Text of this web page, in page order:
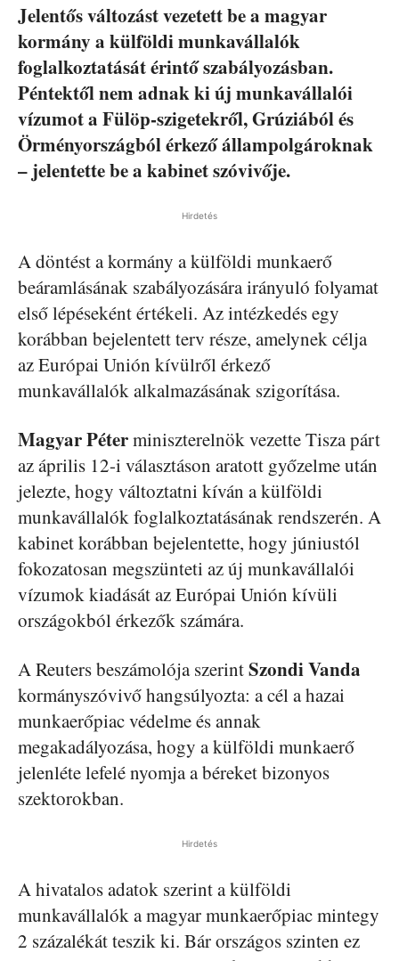
Jelentős változást vezetett be a magyar
kormány a külföldi munkavállalók
foglalkoztatását érintő szabályozásban.
Péntektől nem adnak ki új munkavállalói
vízumot a Fülöp-szigetekről, Grúziából és
Örményországból érkező állampolgároknak
– jelentette be a kabinet szóvivője.
Hirdetés
A döntést a kormány a külföldi munkaerő
beáramlásának szabályozására irányuló folyamat
első lépéseként értékeli. Az intézkedés egy
korábban bejelentett terv része, amelynek célja
az Európai Unión kívülről érkező
munkavállalók alkalmazásának szigorítása.
Magyar Péterminiszterelnök vezette Tisza párt
az április 12-i választáson aratott győzelme után
jelezte, hogy változtatni kíván a külföldi
munkavállalók foglalkoztatásának rendszerén. A
kabinet korábban bejelentette, hogy júniustól
fokozatosan megszünteti az új munkavállalói
vízumok kiadását az Európai Unión kívüli
országokból érkezők számára.
A Reuters beszámolója szerintSzondiVanda
kormányszóvivő hangsúlyozta: a cél a hazai
munkaerőpiac védelme és annak
megakadályozása, hogy a külföldi munkaerő
jelenléte lefelé nyomja a béreket bizonyos
szektorokban.
Hirdetés
A hivatalos adatok szerint a külföldi
munkavállalók a magyar munkaerőpiac mintegy
2 százalékát teszik ki. Bár országos szinten ez